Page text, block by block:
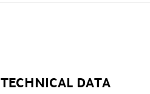
TECHNICAL DATA